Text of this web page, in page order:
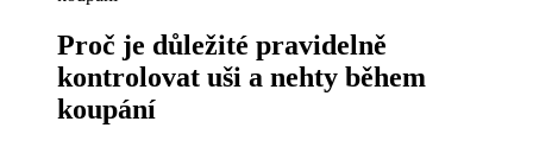
Proč‌ je důležité pravidelně‍
kontrolovat ‍uši a⁣ nehty během
‍koupání